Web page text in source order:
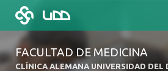
FACULTAD DE MEDICINA
CLÍNICA ALEMANA UNIVERSIDAD DEL